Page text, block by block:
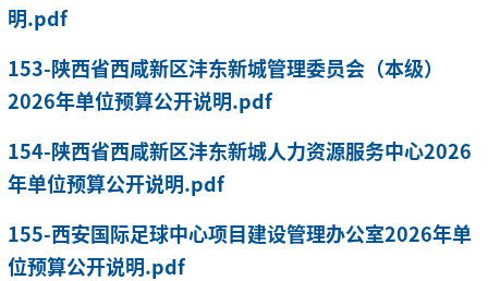
明.pdf
153-陕西省西咸新区沣东新城管理委员会（本级）
2026年单位预算公开说明.pdf
154-陕西省西咸新区沣东新城人力资源服务中心2026
年单位预算公开说明.pdf
155-西安国际足球中心项目建设管理办公室2026年单
位预算公开说明.pdf